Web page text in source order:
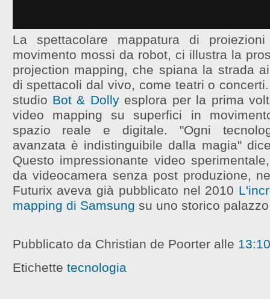
La spettacolare mappatura di
movimento mossi da robot, ci illustra la
projection mapping, che spiana la strada
di spettacoli dal vivo, come teatri o
studio Bot & Dollyesplora per la prima
video mapping su superfici in
spazio reale e digitale. "Ogni
avanzata è indistinguibile dalla magia"
Questo impressionante video
da videocamera senza post produzione,
Futurix aveva già pubblicato nel 2010
mapping di Samsung su uno storico
Pubblicato da Christian de Poorter alle 13:10
Etichette tecnologia